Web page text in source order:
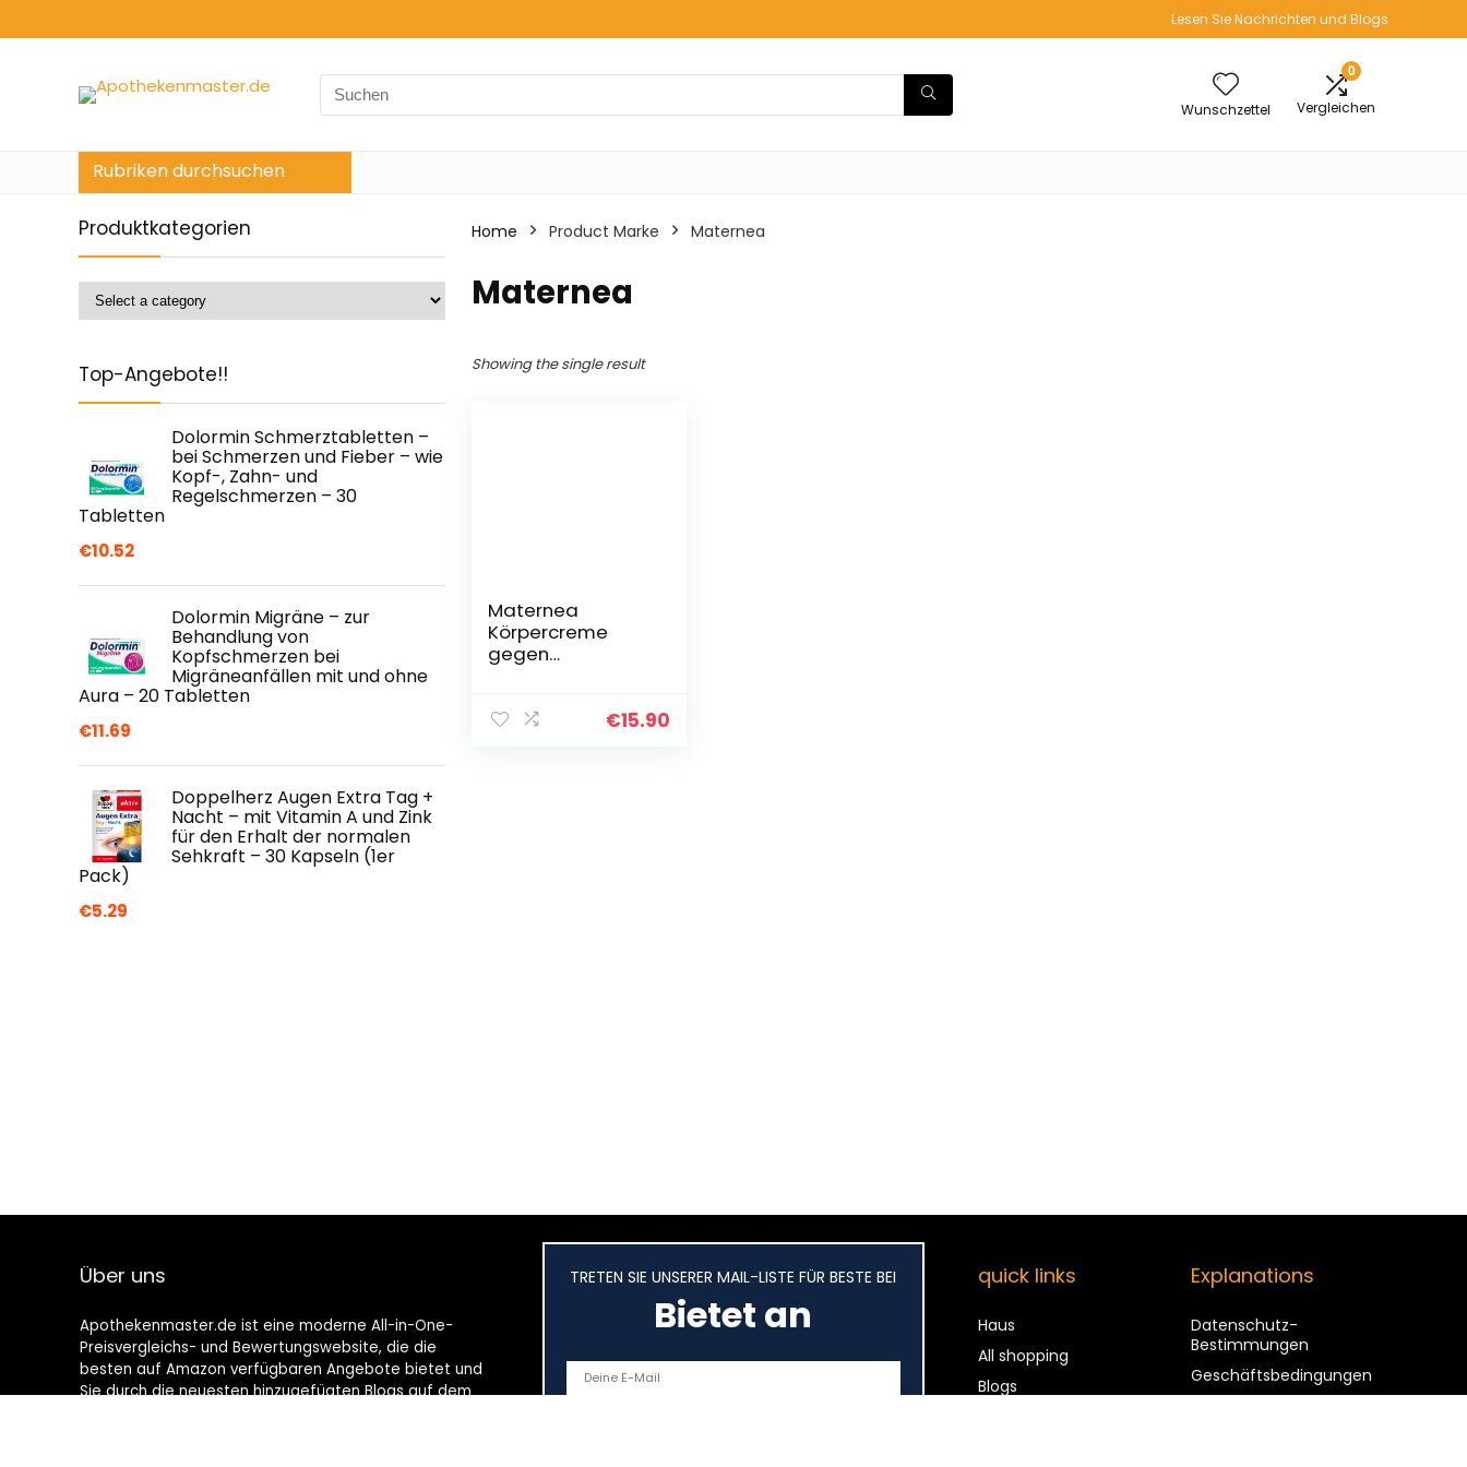
Lesen Sie Nachrichten und Blogs
Search
for:
Wunschzettel
0
Vergleichen
Rubriken durchsuchen
Produktkategorien
Top-Angebote!!
Dolormin Schmerztabletten –
bei Schmerzen und Fieber – wie
Kopf-, Zahn- und
Regelschmerzen – 30
Tabletten
€10.52
Dolormin Migräne – zur
Behandlung von
Kopfschmerzen bei
Migräneanfällen mit und ohne
Aura – 20 Tabletten
€11.69
Doppelherz Augen Extra Tag +
Nacht – mit Vitamin A und Zink
für den Erhalt der normalen
Sehkraft – 30 Kapseln (1er
Pack)
€5.29
Home Product Marke ‎Maternea
‎Maternea
Showing the single result
Maternea
Körpercreme
gegen
Schutz gegen das
€15.90
Über uns
Apothekenmaster.de ist eine moderne All-in-One-
Preisvergleichs- und Bewertungswebsite, die die
besten auf Amazon verfügbaren Angebote bietet und
Sie durch die neuesten hinzugefügten Blogs auf dem
TRETEN SIE UNSERER MAIL-LISTE FÜR BESTE BEI
Bietet an
quick links
Haus
All shopping
Blogs
Explanations
Datenschutz-
Bestimmungen
Geschäftsbedingungen